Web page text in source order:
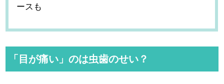
ースも
「目が痛い」のは虫歯のせい？